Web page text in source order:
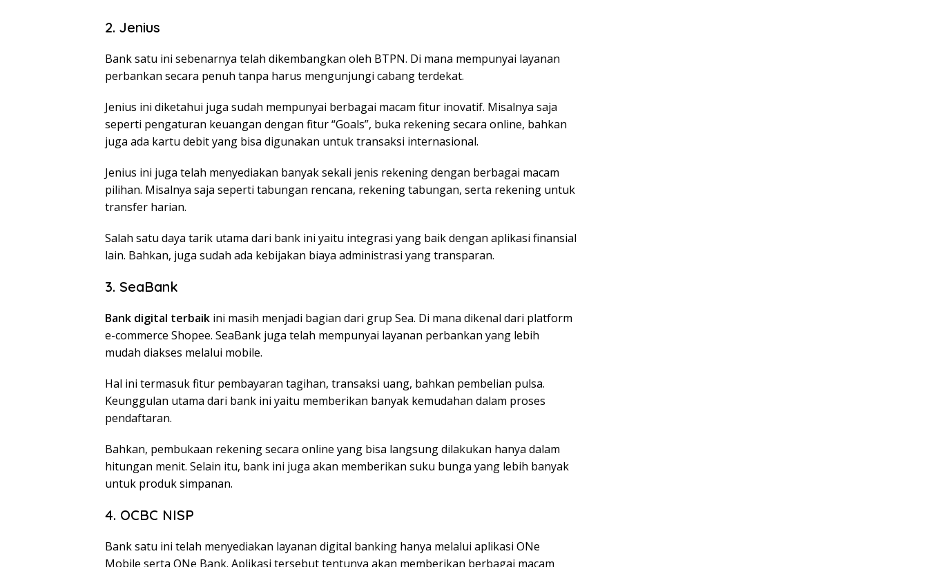
2. Jenius
Bank satu ini sebenarnya telah dikembangkan oleh BTPN. Di mana mempunyai layanan
perbankan secara penuh tanpa harus mengunjungi cabang terdekat.
Jenius ini diketahui juga sudah mempunyai berbagai macam fitur inovatif. Misalnya saja
seperti pengaturan keuangan dengan fitur “Goals”, buka rekening secara online, bahkan
juga ada kartu debit yang bisa digunakan untuk transaksi internasional.
Jenius ini juga telah menyediakan banyak sekali jenis rekening dengan berbagai macam
pilihan. Misalnya saja seperti tabungan rencana, rekening tabungan, serta rekening untuk
transfer harian.
Salah satu daya tarik utama dari bank ini yaitu integrasi yang baik dengan aplikasi finansial
lain. Bahkan, juga sudah ada kebijakan biaya administrasi yang transparan.
3. SeaBank
Bank digital terbaik ini masih menjadi bagian dari grup Sea. Di mana dikenal dari platform
e-commerce Shopee. SeaBank juga telah mempunyai layanan perbankan yang lebih
mudah diakses melalui mobile.
Hal ini termasuk fitur pembayaran tagihan, transaksi uang, bahkan pembelian pulsa.
Keunggulan utama dari bank ini yaitu memberikan banyak kemudahan dalam proses
pendaftaran.
Bahkan, pembukaan rekening secara online yang bisa langsung dilakukan hanya dalam
hitungan menit. Selain itu, bank ini juga akan memberikan suku bunga yang lebih banyak
untuk produk simpanan.
4. OCBC NISP
Bank satu ini telah menyediakan layanan digital banking hanya melalui aplikasi ONe
Mobile serta ONe Bank. Aplikasi tersebut tentunya akan memberikan berbagai macam